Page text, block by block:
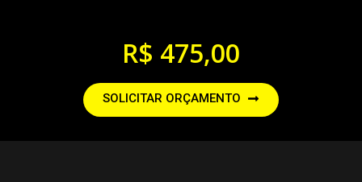
R$ 475,00
SOLICITAR ORÇAMENTO